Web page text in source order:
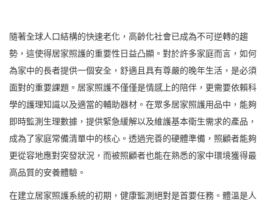
隨著全球人口結構的快速老化，高齡化社會已成為不可逆轉的趨
勢，這使得居家照護的重要性日益凸顯。對於許多家庭而言，如何
為家中的長者提供一個安全，舒適且具有尊嚴的晚年生活，是必須
面對的重要課題。居家照護不僅僅是情感上的陪伴，更需要依賴科
學的護理知識以及適當的輔助器材。在眾多居家照護用品中，能夠
即時監測生理數據，提供緊急緩解以及維護基本衛生需求的產品，
成為了家庭常備清單中的核心。透過完善的硬體準備，照顧者能夠
更從容地應對突發狀況，而被照顧者也能在熟悉的家中環境獲得最
高品質的安養體驗。
在建立居家照護系統的初期，健康監測絕對是首要任務。體溫是人